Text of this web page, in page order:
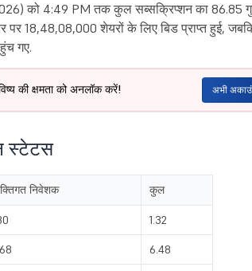
को 4:49 PM तक कुल सब्सक्रिप्शन का 86.85
पर 18,48,08,000 शेयरों के लिए बिड प्राप्त हुई,
गए.
की क्षमता को अनलॉक करें! अभी
स्टेटस
निवेशक कुल
1.32
6.48